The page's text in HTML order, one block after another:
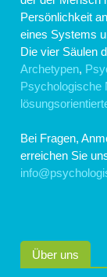
Persönlichkeit
eines Systems
Die vier Säulen
Archetypen,
Psychologische
Bei Fragen,
erreichen Sie
Über uns